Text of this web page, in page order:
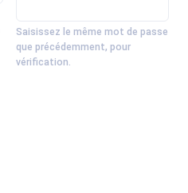
Saisissez le même mot de passe
que précédemment, pour
vérification.